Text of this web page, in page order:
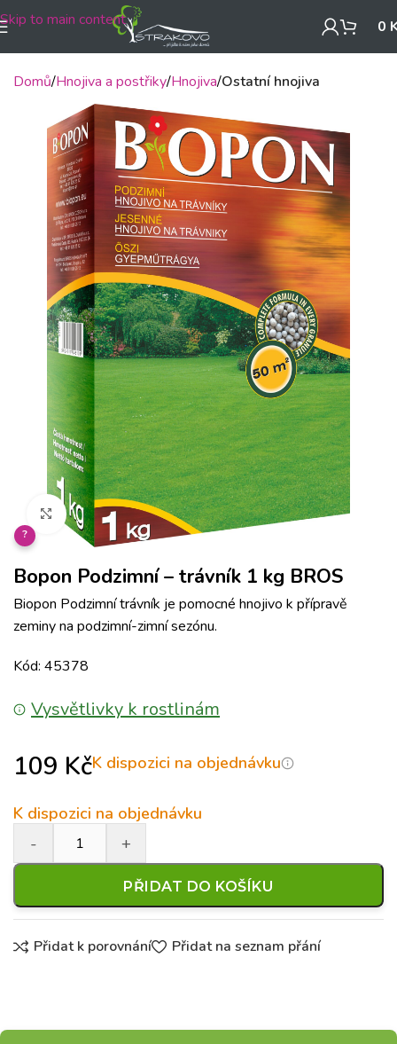
Skip to main content 0
Domů Hnojiva a postřiky Hnojiva Ostatní hnojiva
Klikněte pro zvětšení
?
Bopon Podzimní – trávník 1 kg BROS
Biopon Podzimní trávník je pomocné hnojivo k přípravě
zeminy na podzimní-zimní sezónu.
Kód: 45378
Vysvětlivky k rostlinám
109 KčK dispozici na objednávku
K dispozici na objednávku
PŘIDAT DO KOŠÍKU
Přidat k porovnání Přidat na seznam přání